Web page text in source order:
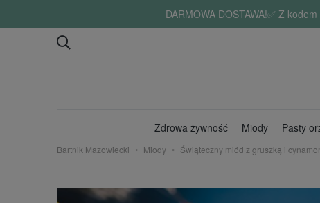
DARMOWA DOSTAWA!✅ Z
Zdrowa żywność Miody Pasty
Bartnik Mazowiecki Miody Świąteczny miód z gruszką i